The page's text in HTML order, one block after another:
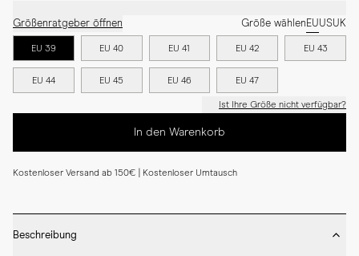
Größenratgeber öffnen Größe wählenEUUSUK
EU 39 EU 40 EU 41 EU 42 EU 43
EU 44 EU 45 EU 46 EU 47
Ist Ihre Größe nicht verfügbar?
In den Warenkorb
Kostenloser Versand ab 150€ | Kostenloser Umtausch
Beschreibung